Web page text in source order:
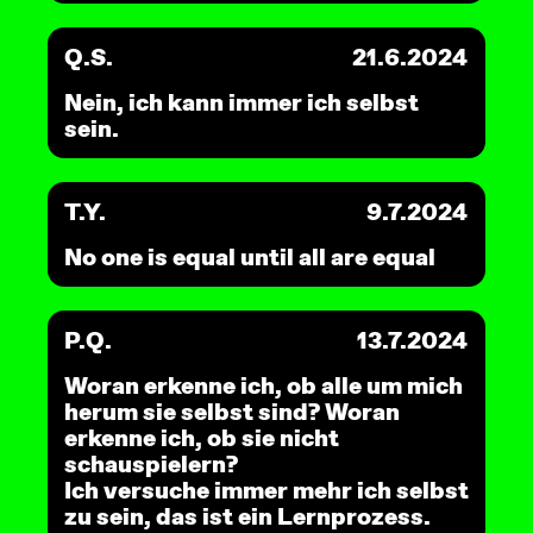
Q.S.
21.6.2024
Nein, ich kann immer ich selbst
sein.
T.Y.
9.7.2024
No one is equal until all are equal
P.Q.
13.7.2024
Woran erkenne ich, ob alle um mich
herum sie selbst sind? Woran
erkenne ich, ob sie nicht
schauspielern?
Ich versuche immer mehr ich selbst
zu sein, das ist ein Lernprozess.